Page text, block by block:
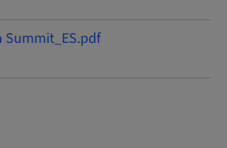
Summit_ES.pdf